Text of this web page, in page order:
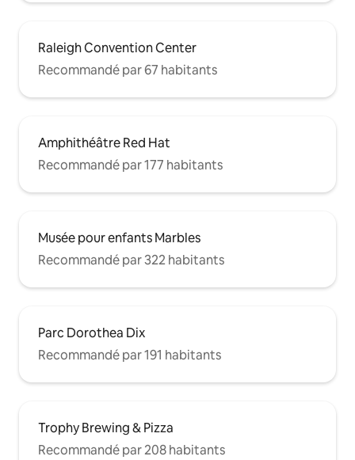
Raleigh Convention Center
Recommandé par 67 habitants
Amphithéâtre Red Hat
Recommandé par 177 habitants
Musée pour enfants Marbles
Recommandé par 322 habitants
Parc Dorothea Dix
Recommandé par 191 habitants
Trophy Brewing & Pizza
Recommandé par 208 habitants